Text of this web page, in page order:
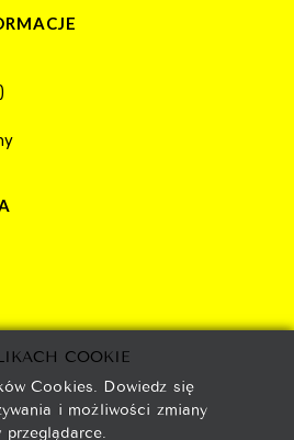
COOKIE
Cookies. Dowiedz się
i możliwości zmiany